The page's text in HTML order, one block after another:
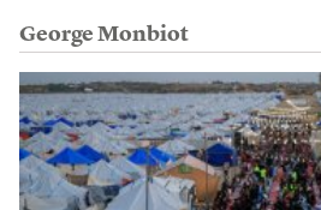
George Monbiot